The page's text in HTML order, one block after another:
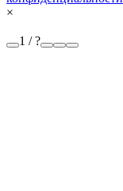
×
1 / ?